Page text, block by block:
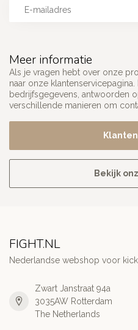
Meer informatie
Als je vragen hebt over onze
naar onze
bedrijfsgegevens, antwoorden
verschillende manieren om
Bekijk
FIGHT.NL
Nederlandse webshop voor
Zwart Janstraat 94a
3035AW Rotterdam
The Netherlands